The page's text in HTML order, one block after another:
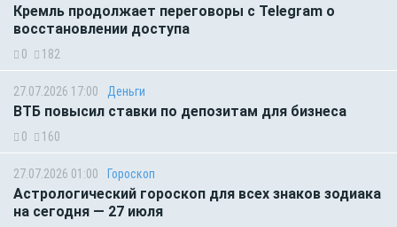
Кремль продолжает переговоры с Telegram о
восстановлении доступа
0 182
27.07.2026 17:00 Деньги
ВТБ повысил ставки по депозитам для бизнеса
0 160
27.07.2026 01:00 Гороскоп
Астрологический гороскоп для всех знаков зодиака
на сегодня — 27 июля